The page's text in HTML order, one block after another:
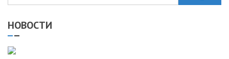
НОВОСТИ